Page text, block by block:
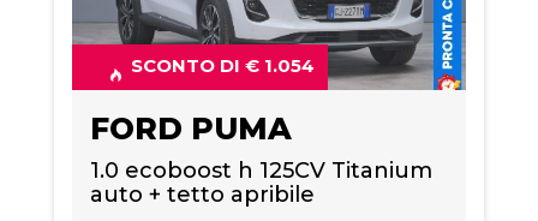
SCONTO DI € 1.054
FORD PUMA
1.0 ecoboost h 125CV Titanium
auto + tetto apribile